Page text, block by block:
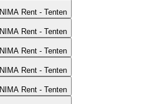
NIMA Rent - Tenten
NIMA Rent - Tenten
NIMA Rent - Tenten
NIMA Rent - Tenten
NIMA Rent - Tenten